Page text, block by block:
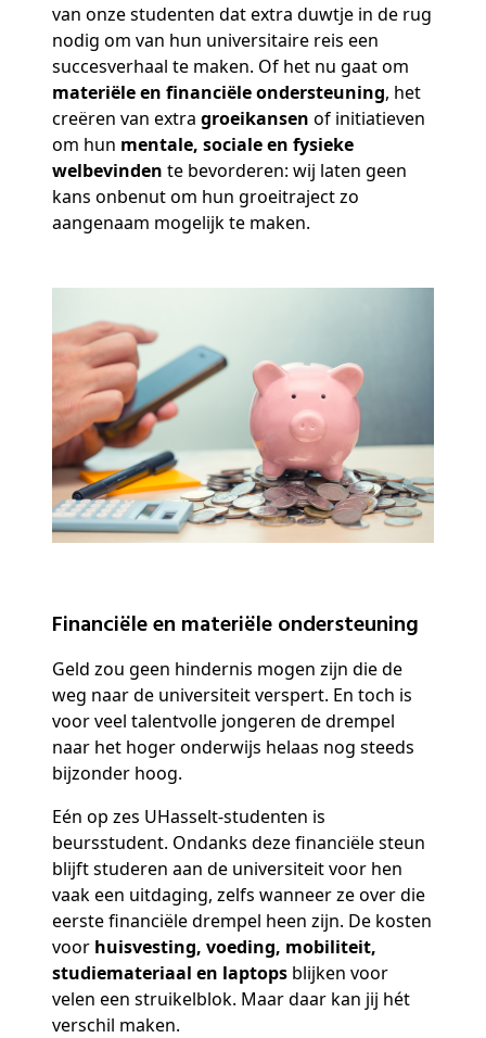
van onze studenten dat extra duwtje in de rug
nodig om van hun universitaire reis een
succesverhaal te maken. Of het nu gaat om
materiële en financiële ondersteuning, het
creëren van extra groeikansen of initiatieven
om hun mentale, sociale en fysieke
welbevinden te bevorderen: wij laten geen
kans onbenut om hun groeitraject zo
aangenaam mogelijk te maken.
Financiële en materiële ondersteuning
Geld zou geen hindernis mogen zijn die de
weg naar de universiteit verspert. En toch is
voor veel talentvolle jongeren de drempel
naar het hoger onderwijs helaas nog steeds
bijzonder hoog.
Eén op zes UHasselt-studenten is
beursstudent. Ondanks deze financiële steun
blijft studeren aan de universiteit voor hen
vaak een uitdaging, zelfs wanneer ze over die
eerste financiële drempel heen zijn. De kosten
voor huisvesting, voeding, mobiliteit,
studiemateriaal en laptops blijken voor
velen een struikelblok. Maar daar kan jij hét
verschil maken.